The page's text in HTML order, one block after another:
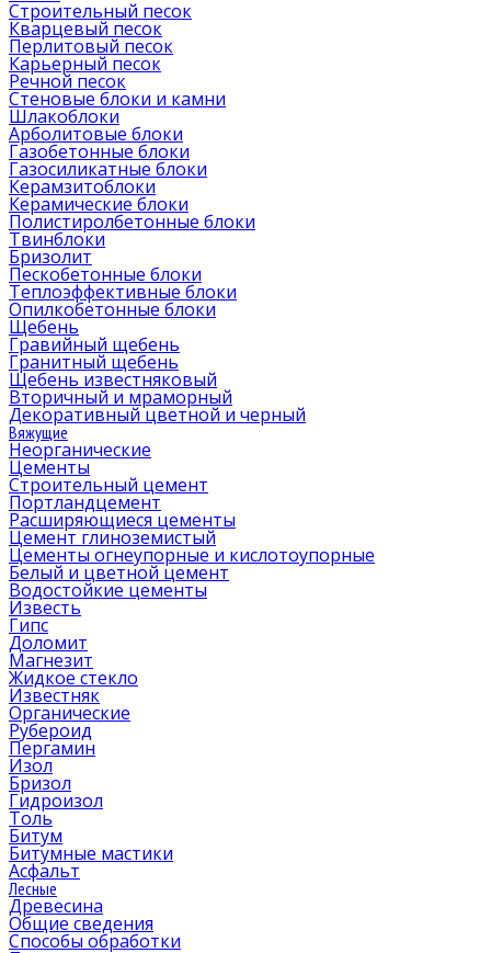
Cтроительный песок
Кварцевый песок
Перлитовый песок
Карьерный песок
Речной песок
Стеновые блоки и камни
Шлакоблоки
Арболитовые блоки
Газобетонные блоки
Газосиликатные блоки
Керамзитоблоки
Керамические блоки
Полистиролбетонные блоки
Твинблоки
Бризолит
Пескобетонные блоки
Теплоэффективные блоки
Опилкобетонные блоки
Щебень
Гравийный щебень
Гранитный щебень
Щебень известняковый
Вторичный и мраморный
Декоративный цветной и черный
Вяжущие
Неорганические
Цементы
Строительный цемент
Портландцемент
Расширяющиеся цементы
Цемент глиноземистый
Цементы огнеупорные и кислотоупорные
Белый и цветной цемент
Водостойкие цементы
Известь
Гипс
Доломит
Магнезит
Жидкое стекло
Известняк
Органические
Рубероид
Пергамин
Изол
Бризол
Гидроизол
Толь
Битум
Битумные мастики
Асфальт
Лесные
Древесина
Общие сведения
Способы обработки